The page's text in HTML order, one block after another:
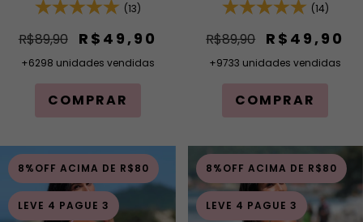
(13)
R$89,90 R$49,90
+6298 unidades vendidas
COMPRAR
(14)
R$89,90 R$49,90
+9733 unidades vendidas
COMPRAR
8%OFF ACIMA DE R$80
LEVE 4 PAGUE 3
8%OFF ACIMA DE R$80
LEVE 4 PAGUE 3